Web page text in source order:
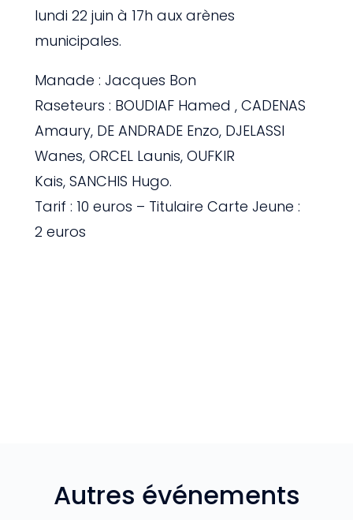
lundi 22 juin à 17h aux arènes
municipales.
Manade : Jacques Bon
Raseteurs : BOUDIAF Hamed , CADENAS
Amaury, DE ANDRADE Enzo, DJELASSI
Wanes, ORCEL Launis, OUFKIR
Kais, SANCHIS Hugo.
Tarif : 10 euros – Titulaire Carte Jeune :
2 euros
Autres événements